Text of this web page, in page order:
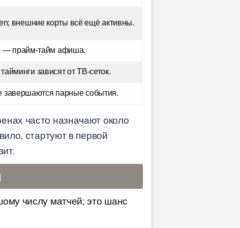
внешние корты всё ещё активны.
— прайм-тайм афиша.
зависят от ТВ-сеток.
парные события.
часто назначают около
стартуют в первой
числу матчей; это шанс